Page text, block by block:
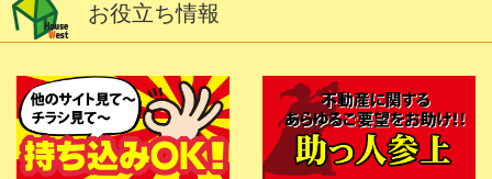
お役立ち情報